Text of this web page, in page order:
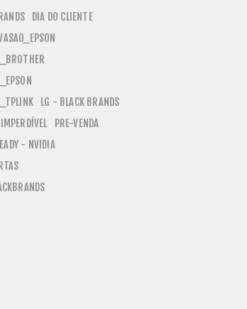
DIA DO CLIENTE
LG - BLACK BRANDS
PRE-VENDA
- NVIDIA